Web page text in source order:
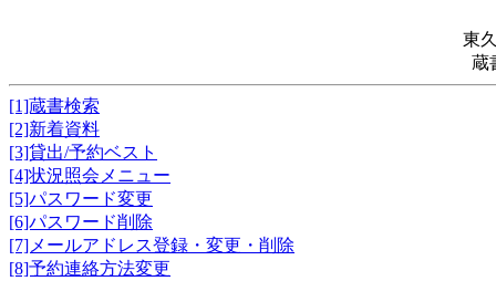
東
蔵
[1]蔵書検索
[2]新着資料
[3]貸出/予約ベスト
[4]状況照会メニュー
[5]パスワード変更
[6]パスワード削除
[7]メールアドレス登録・変更・削除
[8]予約連絡方法変更